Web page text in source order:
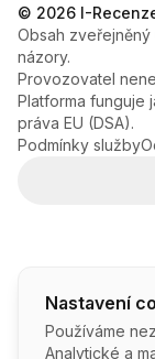
Nastavení
Používáme
Analytické a
© 2026 I-
Obsah
názory.
Provozovatel
Platforma funguje
práva EU (DSA).
Podmínky služby